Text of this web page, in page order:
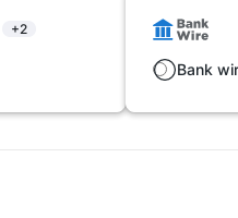
+2
Bank